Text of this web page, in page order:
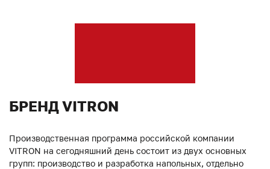
БРЕНД VITRON
Производственная программа российской компании
VITRON на сегодняшний день состоит из двух основных
групп: производство и разработка напольных, отдельно